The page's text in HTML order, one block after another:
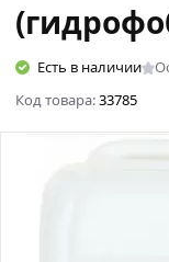
Есть в наличии
Код товара:33785